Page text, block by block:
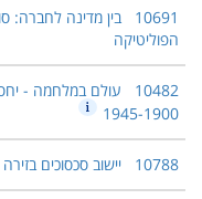
10691 בין מדינה לחברה:
הפוליטיקה
10482 עולם במלחמה -
1945-1900
10788 יישוב סכסוכים